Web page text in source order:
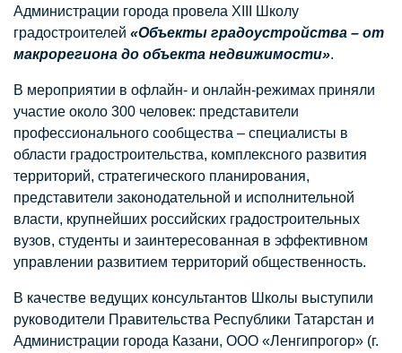
Администрации города провела XIII Школу
градостроителей «Объекты градоустройства – от
макрорегиона до объекта недвижимости».
В мероприятии в офлайн- и онлайн-режимах приняли
участие около 300 человек: представители
профессионального сообщества – специалисты в
области градостроительства, комплексного развития
территорий, стратегического планирования,
представители законодательной и исполнительной
власти, крупнейших российских градостроительных
вузов, студенты и заинтересованная в эффективном
управлении развитием территорий общественность.
В качестве ведущих консультантов Школы выступили
руководители Правительства Республики Татарстан и
Администрации города Казани, ООО «Ленгипрогор» (г.